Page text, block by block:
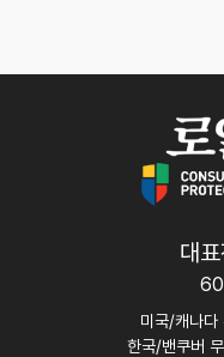
대
미국/캐나
한국/밴쿠버